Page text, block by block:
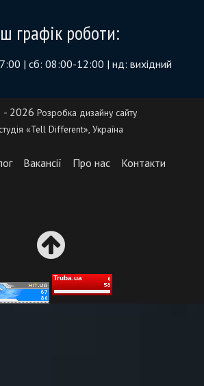
графік роботи:
| сб: 08:00-12:00 | нд: вихідний
2026 Розробка дизайну сайту
«Tell Different», Україна
Вакансії Про нас Контакти
Truba.ua